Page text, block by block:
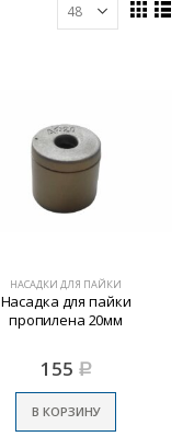
НАСАДКИ ДЛЯ ПАЙКИ
Насадка для пайки
пропилена 20мм
155 Р
В КОРЗИНУ